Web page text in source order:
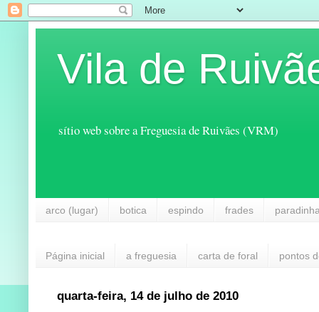
Vila de
sítio web sobre a Freguesia de Ruivães (VRM)
arco (lugar) botica espindo frades
Página inicial a freguesia carta de foral pontos
quarta-feira, 14 de julho de 2010